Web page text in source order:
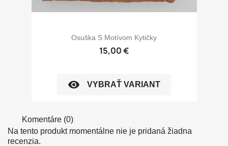
Osuška S Motívom Kytičky
15,00 €
visibility VYBRAŤ VARIANT
Komentáre (0)
Na tento produkt momentálne nie je pridaná žiadna
recenzia.